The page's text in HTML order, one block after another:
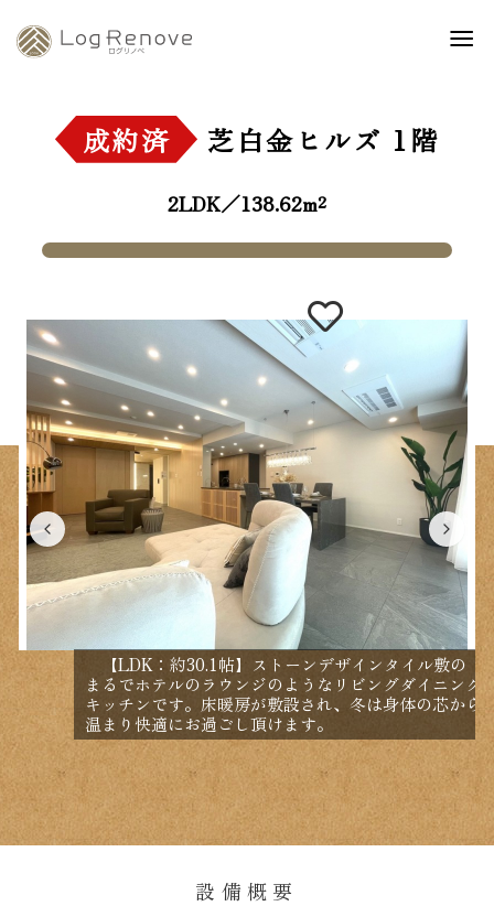
成約済 芝白金ヒルズ 1階
2LDK／138.62m²
【LDK：約30.1帖】ストーンデザインタイル敷の
まるでホテルのラウンジのようなリビングダイニング
キッチンです。床暖房が敷設され、冬は身体の芯から
温まり快適にお過ごし頂けます。
設備概要